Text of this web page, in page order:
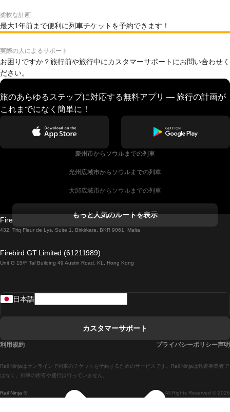
柔軟な計画
最大1年前まで便利に列車チケットを予約できます！
実際の人によるサポート
お困りですか？旅行前や旅行中にカスタマーサポートにお問い合わせく
ださい。
旅のあらゆるステップに対応する無料アプリ — 旅行の計画が
これまでになく簡単に！
慶州市からソウルまでの列車
光州広域市からソウルまでの列車
大邱広域市からソウルまでの列車
ダブリンからゴールウェイまでの列車
ローマからナポリまでの列車
マドリードからセビリアまでの列車
マドリードからアリカンテまでの列車
もっと人気のルートを表示
Firebird GT Limited (OC 1451)
432, Triq Fleur de Lys, Suite 1, Birkirkara, BKR 9061, Malta
Firebird GT Limited (61211989)
Unit G 15/F Tal Building 49 Austin Road, KL, Hong Kong
Rail Ninja ® All Rights Reserved © 2026
Rail Ninjaはオンラインで列車のチケットを予約するためのサービスです。Rail Ninjaは鉄道事業者で
はなく、列車の所有や運行は行っていません。
日本語
カスタマーサポート
利用規約 プライバシーポリシー声明